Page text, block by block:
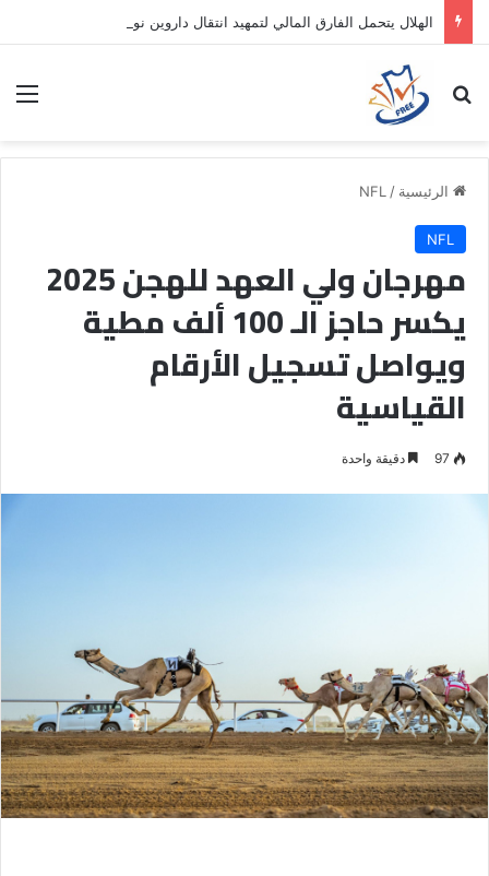
بحث عن
الرئيسية /
NFL
NFL
مهرجان ولي العهد للهجن 2025
يكسر حاجز الـ 100 ألف مطية
ويواصل تسجيل الأرقام
القياسية
97 دقيقة واحدة